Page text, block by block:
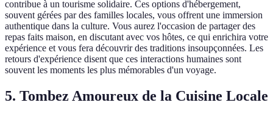
contribue à un tourisme solidaire. Ces options d'hébergement,
souvent gérées par des familles locales, vous offrent une immersion
authentique dans la culture. Vous aurez l'occasion de partager des
repas faits maison, en discutant avec vos hôtes, ce qui enrichira votre
expérience et vous fera découvrir des traditions insoupçonnées. Les
retours d'expérience disent que ces interactions humaines sont
souvent les moments les plus mémorables d'un voyage.
5. Tombez Amoureux de la Cuisine Locale